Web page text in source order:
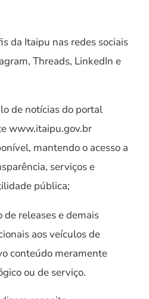
da Itaipu nas redes sociais
Threads, LinkedIn e
de notícias do portal
www.itaipu.gov.br
mantendo o acesso a
serviços e
pública;
de releases e demais
aos veículos de
conteúdo meramente
ou de serviço.